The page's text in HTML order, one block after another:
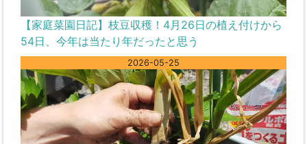
【家庭菜園日記】枝豆収穫！4月26日の植え付けから
54日、今年は当たり年だったと思う
2026-05-25